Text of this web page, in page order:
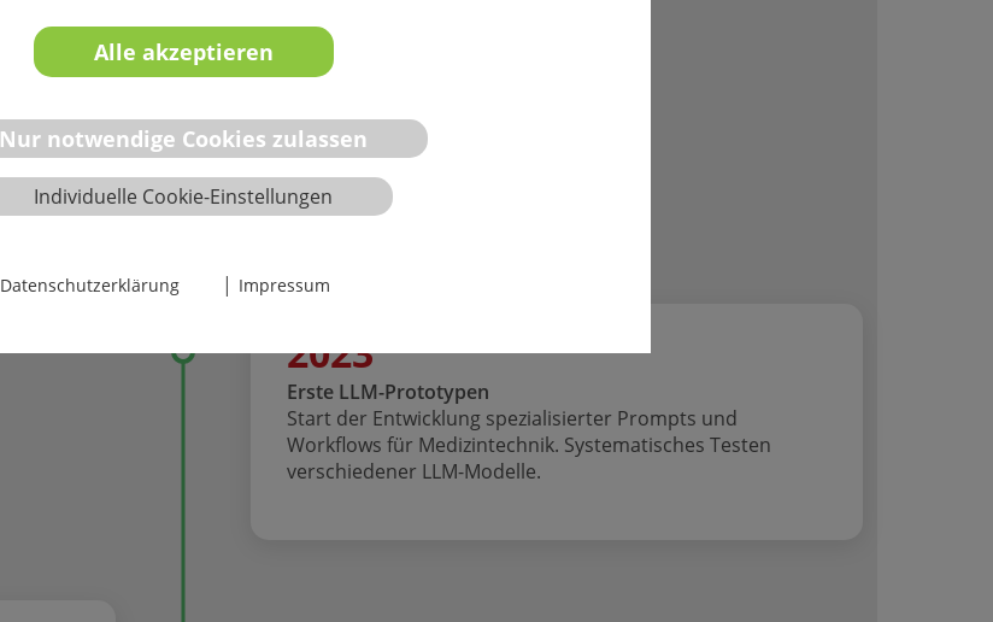
Alle akzeptieren
Nur notwendige Cookies zulassen
Individuelle Cookie-Einstellungen
Datenschutzerklärung | Impressum
2023
Erste LLM-Prototypen
Start der Entwicklung spezialisierter Prompts und
Workflows für Medizintechnik. Systematisches Testen
verschiedener LLM-Modelle.